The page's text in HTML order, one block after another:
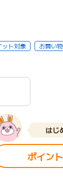
ト対象 お買い
はじ
ポイン